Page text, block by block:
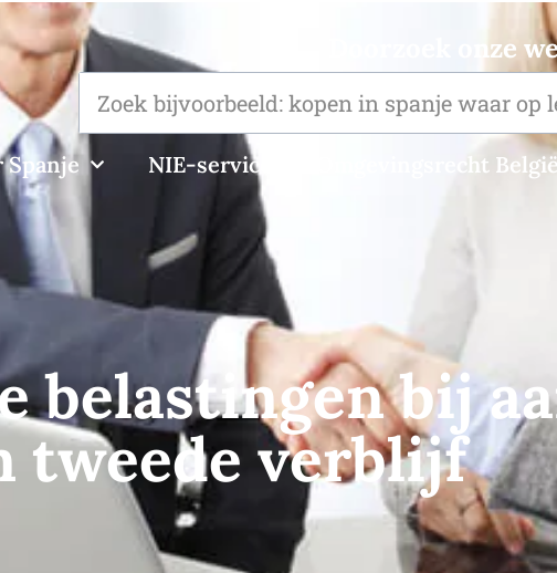
Doorzoek onze
NIE-service Omgevingsrecht
belastingen bij
tweede verblijf